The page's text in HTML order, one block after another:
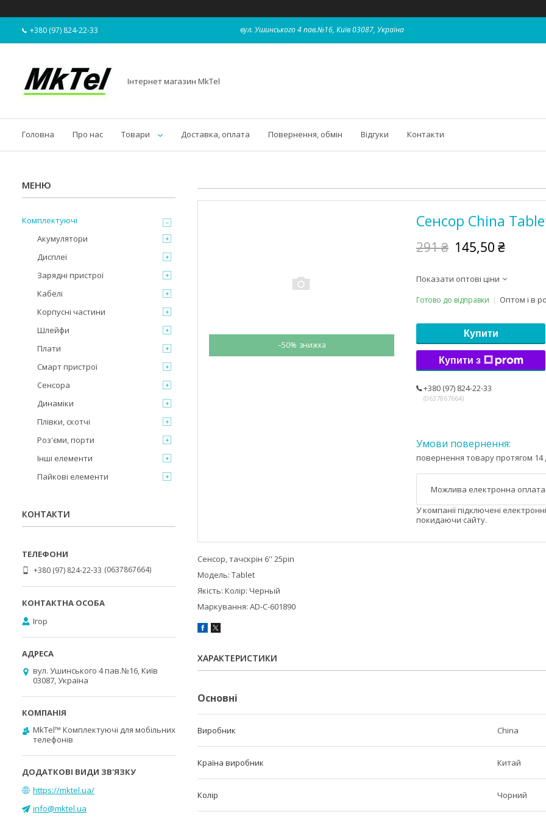
+380 (97) 824-22-33 вул. Ушинського 4 пав.№16, Київ 03087, Україна
Інтернет магазин MkTel
Головна Про нас Товари Доставка, оплата Повернення, обмін Відгуки Контакти
–50%
Сенсор China
291 ₴ 145,50 ₴
Показати оптові ціни
Готово до відправки Оптом і в
Купити
Купити з
+380 (97) 824-22-33
0637867664
повернення товару протягом 14
У компанії підключені
покидаючи сайту.
Сенсор, тачскрін 6'' 25pin
Модель: Tablet
Якість: Колір: Черный
Маркування: AD-C-601890
ХАРАКТЕРИСТИКИ
Основні
Виробник China
Країна виробник Китай
Колір Чорний
Комплектуючі
Акумулятори
Дисплеї
Зарядні пристрої
Кабелі
Корпусні частини
Шлейфи
Плати
Смарт пристрої
Сенсора
Динаміки
Плівки, скотчі
Роз'єми, порти
Інші елементи
Пайкові елементи
КОНТАКТИ
+380 (97) 824-22-33 0637867664
Ігор
вул. Ушинського 4 пав.№16, Київ
03087, Україна
MkTel™ Комплектуючі для мобільних
телефонів
https://mktel.ua/
info@mktel.ua